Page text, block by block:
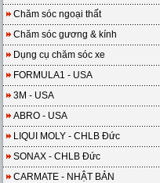
Chăm sóc ngoại thất
Chăm sóc gương & kính
Dụng cụ chăm sóc xe
FORMULA1 - USA
3M - USA
ABRO - USA
LIQUI MOLY - CHLB Đức
SONAX - CHLB Đức
CARMATE - NHẬT BẢN